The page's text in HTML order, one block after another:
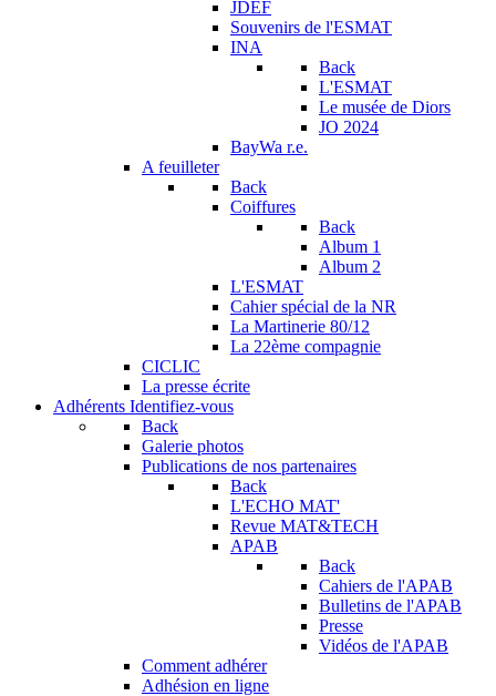
JDEF
Souvenirs de l'ESMAT
INA
Back
L'ESMAT
Le musée de Diors
JO 2024
BayWa r.e.
A feuilleter
Back
Coiffures
Back
Album 1
Album 2
L'ESMAT
Cahier spécial de la NR
La Martinerie 80/12
La 22ème compagnie
CICLIC
La presse écrite
Adhérents Identifiez-vous
Back
Galerie photos
Publications de nos partenaires
Back
L'ECHO MAT'
Revue MAT&TECH
APAB
Back
Cahiers de l'APAB
Bulletins de l'APAB
Presse
Vidéos de l'APAB
Comment adhérer
Adhésion en ligne